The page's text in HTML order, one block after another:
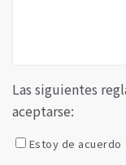
Las siguientes
aceptarse:
Estoy de acuerdo